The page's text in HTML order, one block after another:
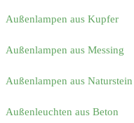
Außenlampen aus Kupfer
Außenlampen aus Messing
Außenlampen aus Naturstein
Außenleuchten aus Beton